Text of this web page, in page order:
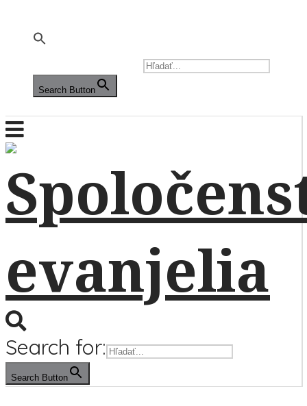
Search Button
Search for:
Search Button